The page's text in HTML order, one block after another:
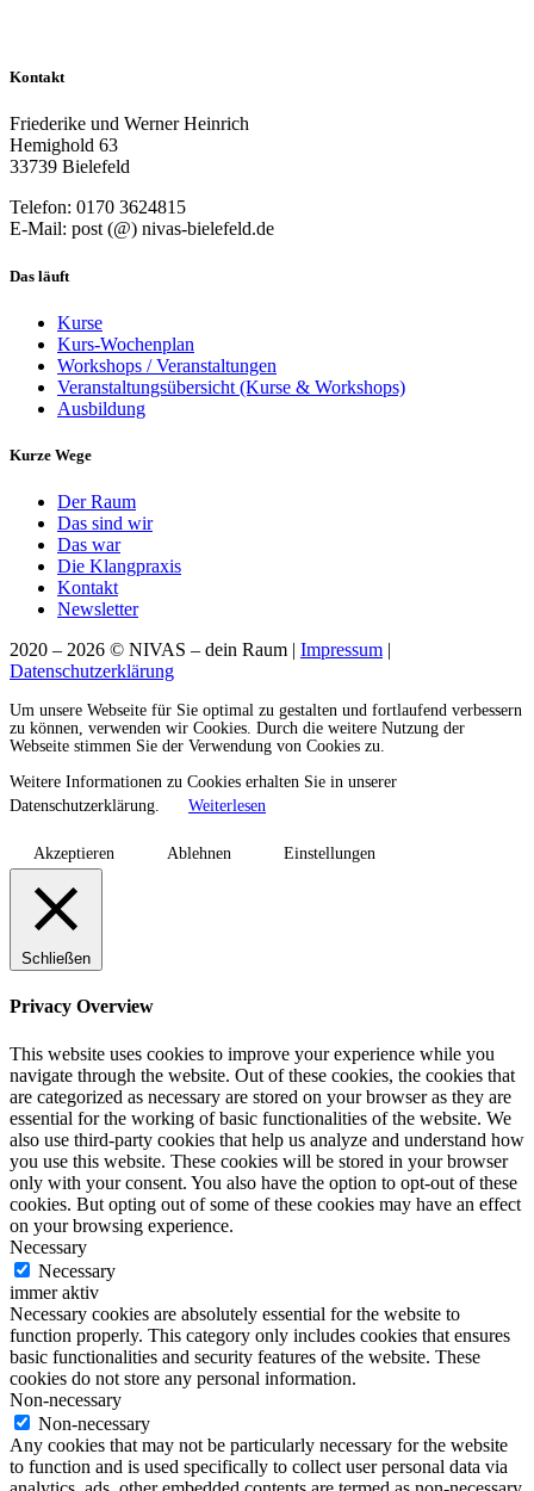
Kontakt
Friederike und Werner Heinrich
Hemighold 63
33739 Bielefeld
Telefon: 0170 3624815
E-Mail: post (@) nivas-bielefeld.de
Das läuft
Kurse
Kurs-Wochenplan
Workshops / Veranstaltungen
Veranstaltungsübersicht (Kurse & Workshops)
Ausbildung
Kurze Wege
Der Raum
Das sind wir
Das war
Die Klangpraxis
Kontakt
Newsletter
2020 – 2026 © NIVAS – dein Raum | Impressum |
Datenschutzerklärung
Um unsere Webseite für Sie optimal zu gestalten und fortlaufend verbessern
zu können, verwenden wir Cookies. Durch die weitere Nutzung der
Webseite stimmen Sie der Verwendung von Cookies zu.
Weitere Informationen zu Cookies erhalten Sie in unserer
Datenschutzerklärung.
Weiterlesen
Akzeptieren Ablehnen Einstellungen
Schließen
Privacy Overview
This website uses cookies to improve your experience while you
navigate through the website. Out of these cookies, the cookies that
are categorized as necessary are stored on your browser as they are
essential for the working of basic functionalities of the website. We
also use third-party cookies that help us analyze and understand how
you use this website. These cookies will be stored in your browser
only with your consent. You also have the option to opt-out of these
cookies. But opting out of some of these cookies may have an effect
on your browsing experience.
Necessary
Necessary
immer aktiv
Necessary cookies are absolutely essential for the website to
function properly. This category only includes cookies that ensures
basic functionalities and security features of the website. These
cookies do not store any personal information.
Non-necessary
Non-necessary
Any cookies that may not be particularly necessary for the website
to function and is used specifically to collect user personal data via